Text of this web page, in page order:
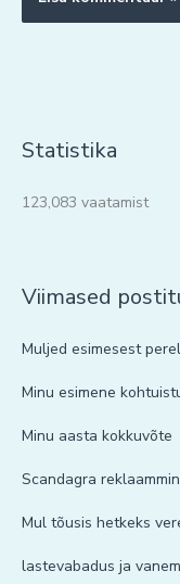
Statistika
123,083 vaatamist
Viimased
Muljed esimesest
Minu esimene
Minu aasta kokkuvõte
Scandagra
Mul tõusis hetkeks
lastevabadus ja